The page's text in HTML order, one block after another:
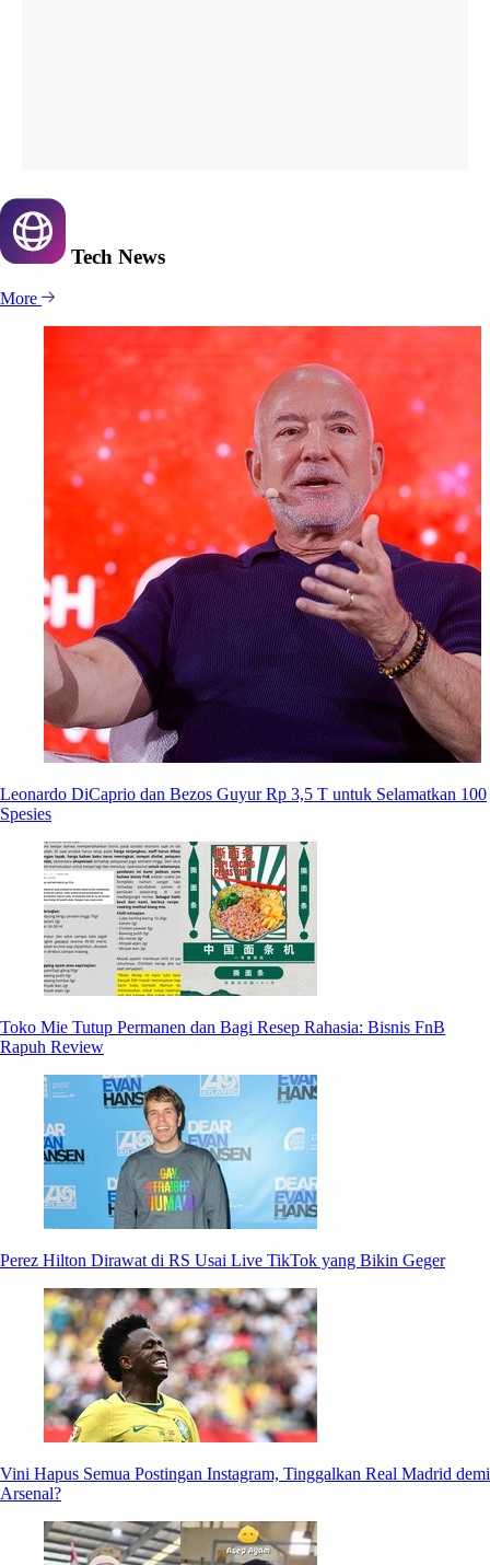
Tech News
More
Leonardo DiCaprio dan Bezos Guyur Rp 3,5 T untuk Selamatkan 100
Spesies
Toko Mie Tutup Permanen dan Bagi Resep Rahasia: Bisnis FnB
Rapuh Review
Perez Hilton Dirawat di RS Usai Live TikTok yang Bikin Geger
Vini Hapus Semua Postingan Instagram, Tinggalkan Real Madrid demi
Arsenal?